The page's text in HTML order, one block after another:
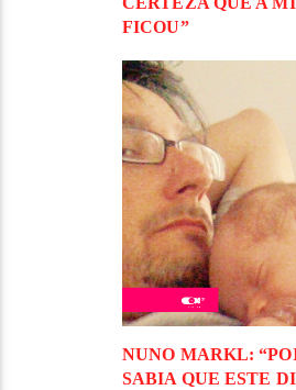
FICOU”
NUNO MARKL:
SABIA QUE ESTE